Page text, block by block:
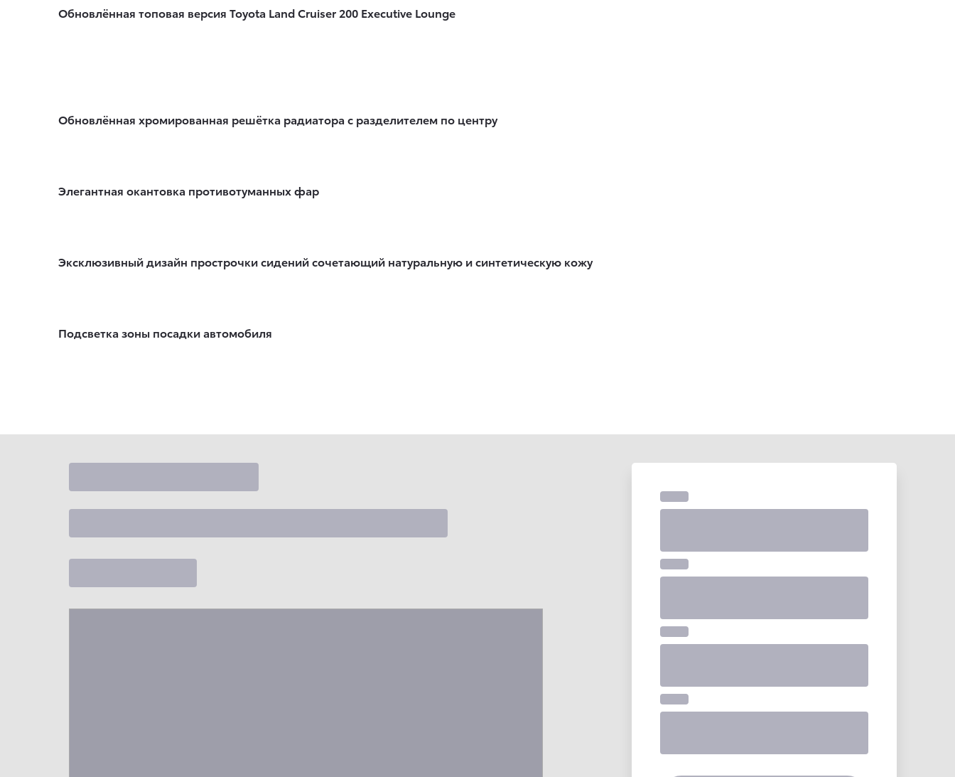
Обновлённая топовая версия Toyota Land Cruiser 200 Executive Lounge
Обновлённая хромированная решётка радиатора с разделителем по центру
Элегантная окантовка противотуманных фар
Эксклюзивный дизайн прострочки сидений сочетающий натуральную и синтетическую кожу
Подсветка зоны посадки автомобиля